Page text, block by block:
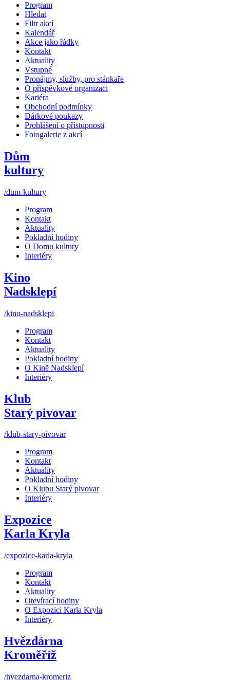
Program
Hledat
Filtr akcí
Kalendář
Akce jako řádky
Kontakt
Aktuality
Vstupné
Pronájmy, služby, pro stánkaře
O příspěvkové organizaci
Kariéra
Obchodní podmínky
Dárkové poukazy
Prohlášení o přístupnosti
Fotogalerie z akcí
Dům
kultury
/dum-kultury
Program
Kontakt
Aktuality
Pokladní hodiny
O Domu kultury
Interiéry
Kino
Nadsklepí
/kino-nadsklepi
Program
Kontakt
Aktuality
Pokladní hodiny
O Kině Nadsklepí
Interiéry
Klub
Starý pivovar
/klub-stary-pivovar
Program
Kontakt
Aktuality
Pokladní hodiny
O Klubu Starý pivovar
Interiéry
Expozice
Karla Kryla
/expozice-karla-kryla
Program
Kontakt
Aktuality
Otevírací hodiny
O Expozici Karla Kryla
Interiéry
Hvězdárna
Kroměříž
/hvezdarna-kromeriz